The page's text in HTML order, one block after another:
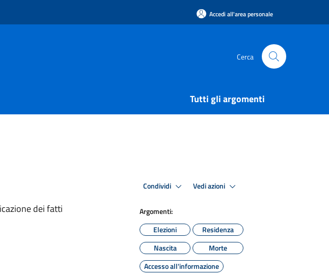
Accedi all'area personale
Cerca
Tutti gli argomenti
dei fatti
Condividi Vedi azioni
Argomenti:
Elezioni
Residenza
Nascita
Morte
Accesso all'informazione